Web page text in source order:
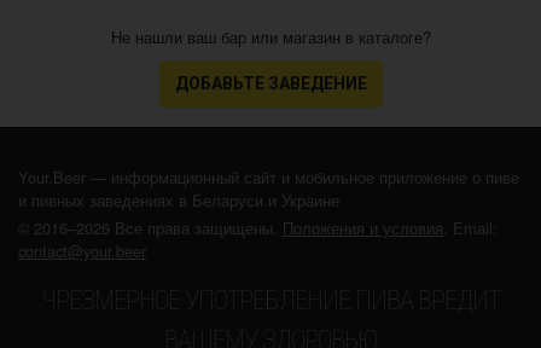
Не нашли ваш бар или магазин в каталоге?
ДОБАВЬТЕ ЗАВЕДЕНИЕ
Your.Beer — информационный сайт и мобильное приложение о пиве
и пивных заведениях в Беларуси и Украине
© 2016–2026 Все права защищены. Положения и условия . Email:
contact@your.beer
ЧРЕЗМЕРНОЕ УПОТРЕБЛЕНИЕ ПИВА ВРЕДИТ
ВАШЕМУ ЗДОРОВЬЮ